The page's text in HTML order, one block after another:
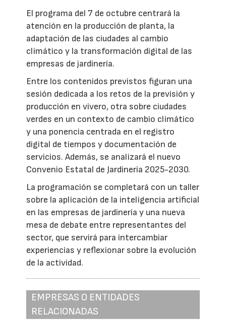
El programa del 7 de octubre centrará la
atención en la producción de planta, la
adaptación de las ciudades al cambio
climático y la transformación digital de las
empresas de jardinería.
Entre los contenidos previstos figuran una
sesión dedicada a los retos de la previsión y
producción en vivero, otra sobre ciudades
verdes en un contexto de cambio climático
y una ponencia centrada en el registro
digital de tiempos y documentación de
servicios. Además, se analizará el nuevo
Convenio Estatal de Jardinería 2025-2030.
La programación se completará con un taller
sobre la aplicación de la inteligencia artificial
en las empresas de jardinería y una nueva
mesa de debate entre representantes del
sector, que servirá para intercambiar
experiencias y reflexionar sobre la evolución
de la actividad.
EMPRESAS O ENTIDADES
RELACIONADAS